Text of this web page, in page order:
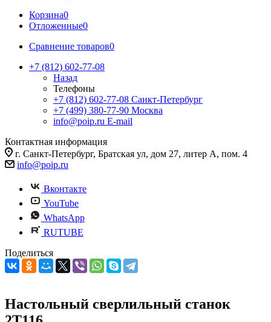
Корзина0
Отложенные0
Сравнение товаров0
+7 (812) 602-77-08
Назад
Телефоны
+7 (812) 602-77-08 Санкт-Петербург
+7 (499) 380-77-90 Москва
info@poip.ru E-mail
Контактная информация
г. Санкт-Петербург, Братская ул, дом 27, литер А, пом. 4
info@poip.ru
Вконтакте
YouTube
WhatsApp
RUTUBE
Поделиться
Настольный сверлильный станок